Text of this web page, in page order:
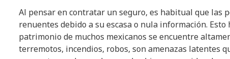
Al pensar en contratar un seguro, es habitual que las
renuentes debido a su escasa o nula información. Esto
patrimonio de muchos mexicanos se encuentre
terremotos, incendios, robos, son amenazas latentes